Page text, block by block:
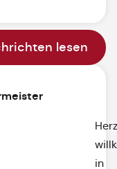
lesen
in